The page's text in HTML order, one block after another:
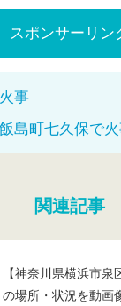
スポンサーリン
火事
島町七久保で
関連記事
【神奈川県横浜市
の場所・状況を動画